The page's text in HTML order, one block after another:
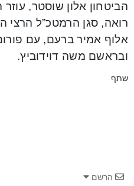
הביטחון אלון שוסטר,
רואה, סגן הרמטכ”ל הרצי
אלוף אמיר ברעם, עם פורום
ובראשם משה דוידוביץ.
שתף
הרשם